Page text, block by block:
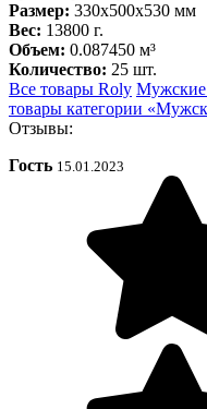
Размер: 330x500x530 мм
Вес: 13800 г.
Объем: 0.087450 м³
Количество: 25 шт.
Все товары Roly Мужские
товары категории
Отзывы:
Гость 15.01.2023